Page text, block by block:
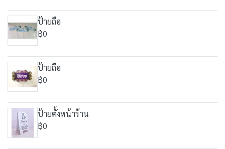
ป้ายถือ
฿0
ป้ายถือ
฿0
ป้ายตั้งหน้าร้าน
฿0